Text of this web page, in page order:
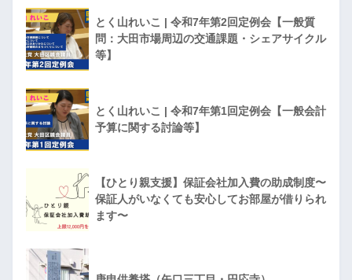
とく山れいこ | 令和7年第2回定例会【一般質
問：大田市場周辺の交通課題・シェアサイクル
等】
とく山れいこ | 令和7年第1回定例会【一般会計
予算に関する討論等】
【ひとり親支援】保証会社加入費の助成制度〜
保証人がいなくても安心してお部屋が借りられ
ます〜